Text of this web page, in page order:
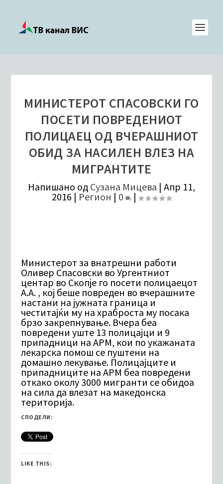
МИНИСТЕРОТ СПАСОВСКИ ГО
ПОСЕТИ ПОВРЕДЕНИОТ
ПОЛИЦАЕЦ ОД ВЧЕРАШНИОТ
ОБИД ЗА НАСИЛЕН ВЛЕЗ НА
МИГРАНТИТЕ
Напишано од Сузана Мицева | Апр 11,
2016 | Регион | 0 |
Министерот за внатрешни работи
Оливер Спасовски во Ургентниот
центар во Скопје го посети полицаецот
А.А. , кој беше повреден во вчерашните
настани на јужната граница и
честитајќи му на храброста му посака
брзо закрепнување. Вчера беа
повредени уште 13 полицајци и 9
припадници на АРМ, кои по укажаната
лекарска помош се пуштени на
домашно лекување. Полицајците и
припадниците на АРМ беа повредени
откако околу 3000 мигранти се обидоа
на сила да влезат на македонска
територија.
СПОДЕЛИ:
LIKE THIS: